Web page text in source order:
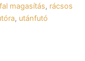
magasítás, rácsos
, utánfutó